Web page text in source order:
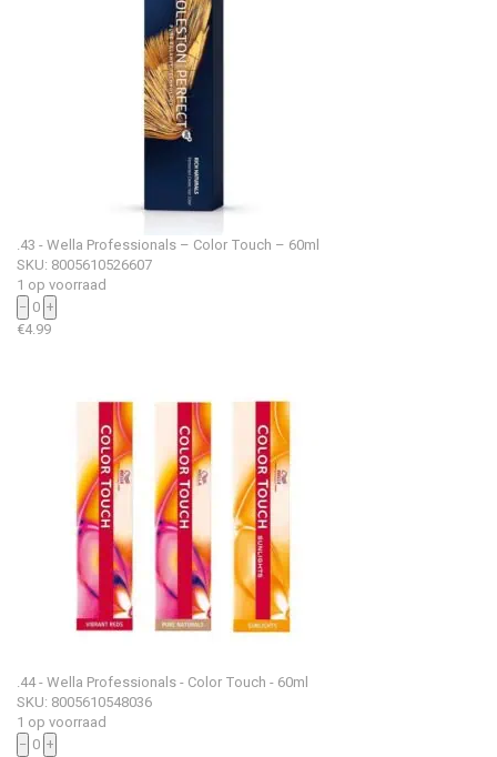
.43 - Wella Professionals – Color Touch – 60ml
SKU: 8005610526607
1 op voorraad
− 0 +
€4.99
.44 - Wella Professionals - Color Touch - 60ml
SKU: 8005610548036
1 op voorraad
− 0 +